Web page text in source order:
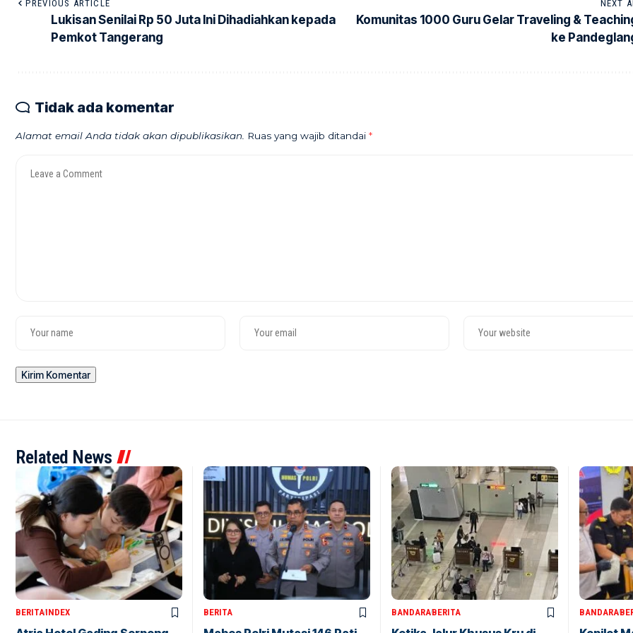
PREVIOUS ARTICLE
Lukisan Senilai Rp 50 Juta Ini Dihadiahkan kepada
Pemkot Tangerang
NEXT
Komunitas 1000 Guru Gelar Traveling &
ke
Tidak ada komentar
Alamat email Anda tidak akan dipublikasikan. Ruas yang wajib ditandai *
Related News
BERITAINDEX BERITA BANDARABERITA BANDARA